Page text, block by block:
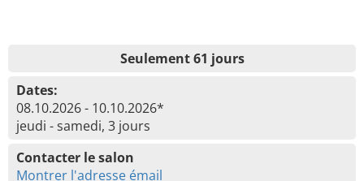
Seulement 61 jours
Dates:
08.10.2026 - 10.10.2026*
jeudi - samedi, 3 jours
Contacter le salon
Montrer l'adresse émail